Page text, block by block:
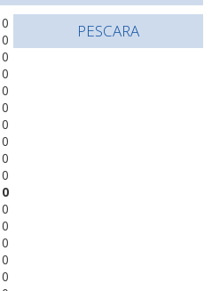
0
0
0
0
0
0
0
0
0
0
0
0
0
0
0
0
PESCARA